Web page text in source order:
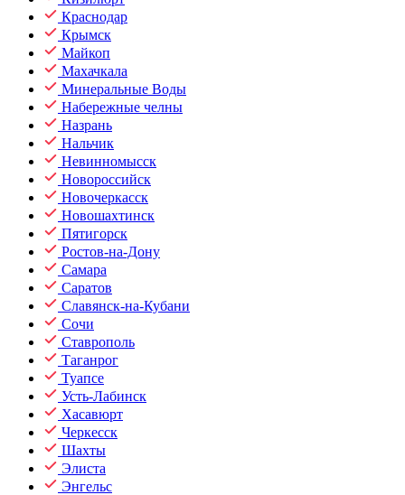
Краснодар
Крымск
Майкоп
Махачкала
Минеральные Воды
Набережные челны
Назрань
Нальчик
Невинномысск
Новороссийск
Новочеркасск
Новошахтинск
Пятигорск
Ростов-на-Дону
Самара
Саратов
Славянск-на-Кубани
Сочи
Ставрополь
Таганрог
Туапсе
Усть-Лабинск
Хасавюрт
Черкесск
Шахты
Элиста
Энгельс